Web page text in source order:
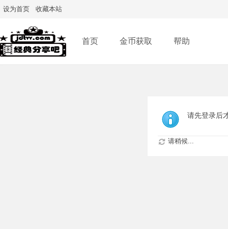
设为首页 收藏本站
首页 金币获取 帮助
请先登录后
请稍候...